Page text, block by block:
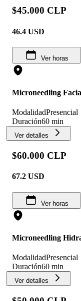
$45.000 CLP
46.4 USD
Ver horas
Microneedling
ModalidadPresencial
Duración60 min
Ver detalles
$60.000 CLP
67.2 USD
Ver horas
Microneedling
ModalidadPresencial
Duración60 min
Ver detalles